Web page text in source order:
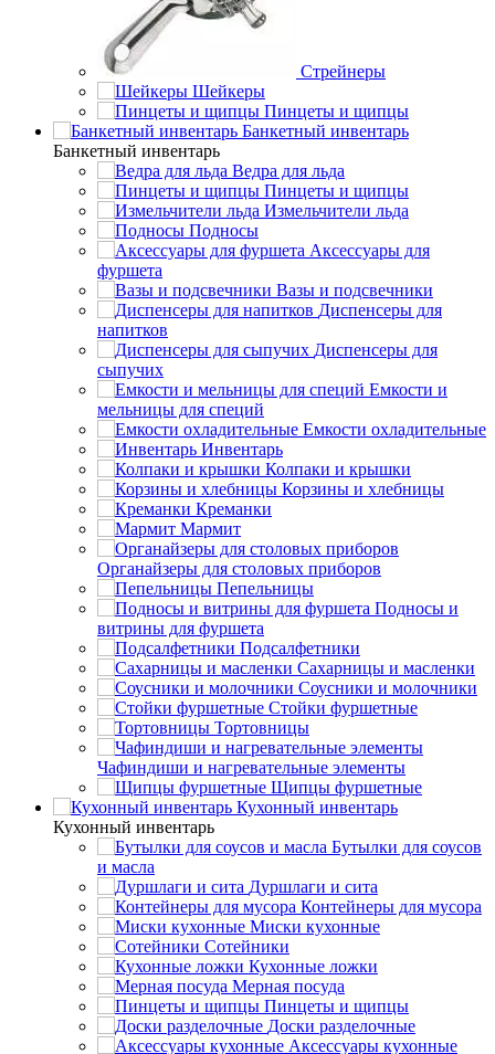
Стрейнеры
Шейкеры
Пинцеты и щипцы
Банкетный инвентарь
Банкетный инвентарь
Ведра для льда
Пинцеты и щипцы
Измельчители льда
Подносы
Аксессуары для
фуршета
Вазы и подсвечники
Диспенсеры для
напитков
Диспенсеры для
сыпучих
Емкости и
мельницы для специй
Емкости охладительные
Инвентарь
Колпаки и крышки
Корзины и хлебницы
Креманки
Мармит
Органайзеры для столовых приборов
Пепельницы
Подносы и
витрины для фуршета
Подсалфетники
Сахарницы и масленки
Соусники и молочники
Стойки фуршетные
Тортовницы
Чафиндиши и нагревательные элементы
Щипцы фуршетные
Кухонный инвентарь
Кухонный инвентарь
Бутылки для соусов
и масла
Дуршлаги и сита
Контейнеры для мусора
Миски кухонные
Сотейники
Кухонные ложки
Мерная посуда
Пинцеты и щипцы
Доски разделочные
Аксессуары кухонные